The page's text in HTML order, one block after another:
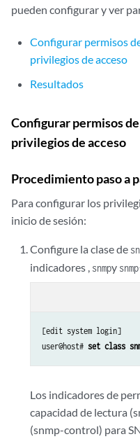
pueden configurar y ver
Configurar permisos
privilegios de acceso
Resultados
Configurar permisos
privilegios de acceso
Procedimiento paso a
Para configurar los
inicio de sesión:
Configure la clase de
indicadores , snmpy
[edit system login]
user@host# set class
Los indicadores de
capacidad de lectura
(snmp-control) para